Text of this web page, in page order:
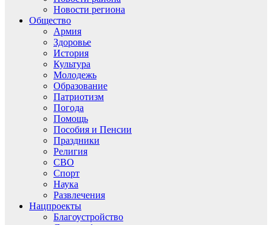
Новости региона
Общество
Армия
Здоровье
История
Культура
Молодежь
Образование
Патриотизм
Погода
Помощь
Пособия и Пенсии
Праздники
Религия
СВО
Спорт
Наука
Развлечения
Нацпроекты
Благоустройство